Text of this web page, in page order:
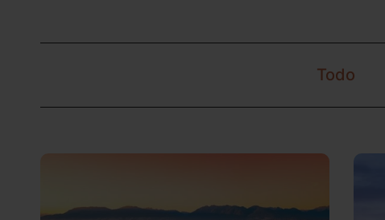
Todo